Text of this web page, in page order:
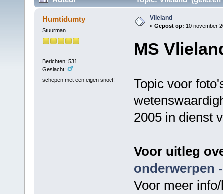
Humtidumty
Stuurman
Berichten: 531
Geslacht:
schepen met een eigen snoet!
Vlieland
« Gepost op: 10 november
MS
Topic voor
2005 in dienst
Voor uitleg
onderwerpen
Voor meer